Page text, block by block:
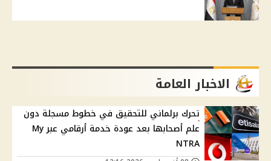
الاخبار العامة
تحرك برلماني للتحقيق في خطوط مسجلة دون
علم أصحابها بعد عودة خدمة أرقامي عبر My
NTRA